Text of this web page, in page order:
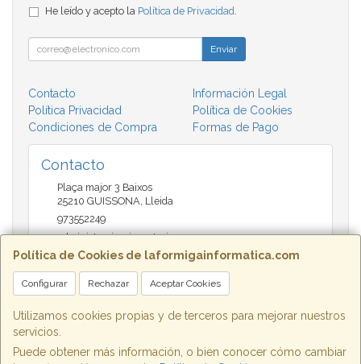
Política de Cookies de laformigainformatica.com
Configurar Rechazar Aceptar Cookies
Utilizamos cookies propias y de terceros para mejorar nuestros
servicios.
Puede obtener más información, o bien conocer cómo cambiar
He leído y acepto la Política de Privacidad
Enviar
Contacto
Información Legal
Política Privacidad
Política de Cookies
Condiciones de Compra
Formas de Pago
Contacto
Plaça major 3 Baixos
25210 GUISSONA Lleida
973552249
administracio@insectari.com
Horario
Matí de 9 a 13:30 - Tarda 17 a 20:30